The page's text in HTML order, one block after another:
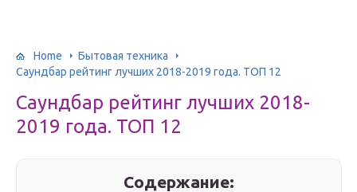
Home
Бытовая техника
Саундбар рейтинг лучших 2018-2019 года. ТОП 12
Саундбар рейтинг лучших 2018-
2019 года. ТОП 12
Содержание: